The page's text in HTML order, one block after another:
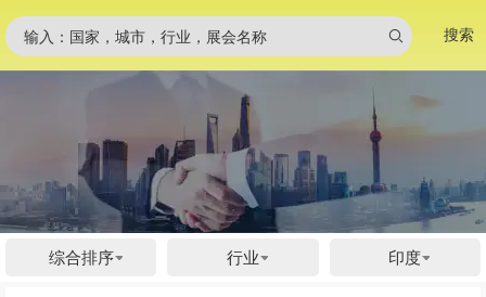
输入：国家，城市，行业，展会名称 搜索
综合排序 行业 印度